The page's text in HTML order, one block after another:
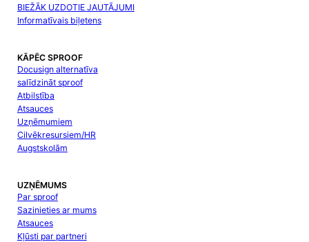
BIEŽĀK UZDOTIE JAUTĀJUMI
Informatīvais biļetens
KĀPĒC SPROOF
Docusign alternatīva
salīdzināt sproof
Atbilstība
Atsauces
Uzņēmumiem
Cilvēkresursiem/HR
Augstskolām
UZŅĒMUMS
Par sproof
Sazinieties ar mums
Atsauces
Kļūsti par partneri